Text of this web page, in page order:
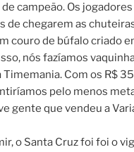
campeão. Os
de chegarem as
couro de búfalo criado
nós fazíamos
Timemania. Com os R$
pelo menos
gente que vendeu a
o Santa Cruz foi foi o